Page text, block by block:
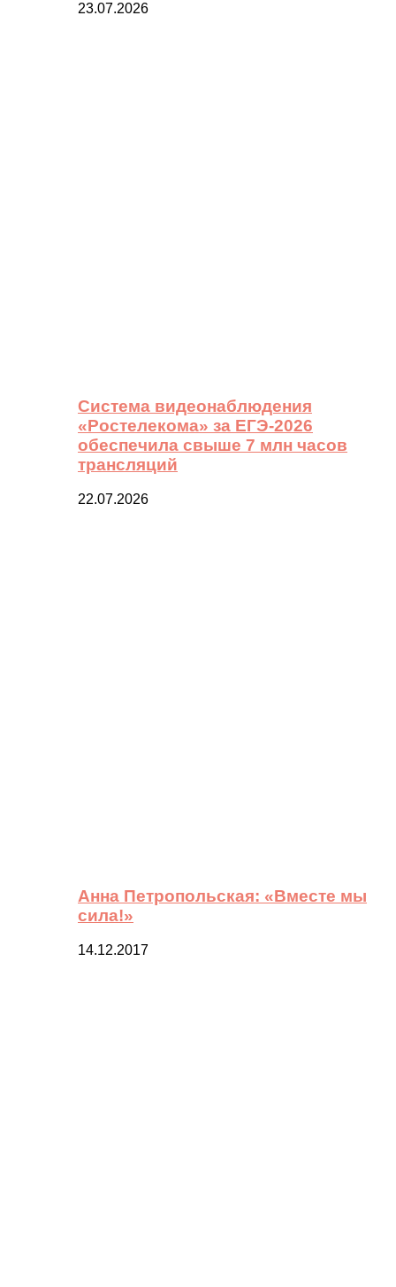
23.07.2026
Система видеонаблюдения
«Ростелекома» за ЕГЭ-2026
обеспечила свыше 7 млн часов
трансляций
22.07.2026
Анна Петропольская: «Вместе мы
сила!»
14.12.2017